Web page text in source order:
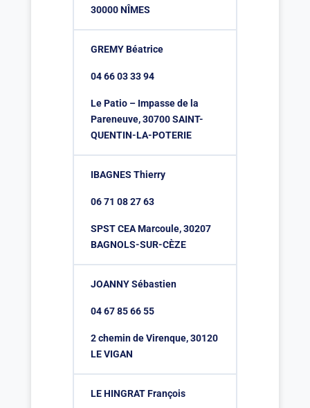
30000 NÎMES
GREMY Béatrice
04 66 03 33 94
Le Patio – Impasse de la
Pareneuve, 30700 SAINT-
QUENTIN-LA-POTERIE
IBAGNES Thierry
06 71 08 27 63
SPST CEA Marcoule, 30207
BAGNOLS-SUR-CÈZE
JOANNY Sébastien
04 67 85 66 55
2 chemin de Virenque, 30120
LE VIGAN
LE HINGRAT François